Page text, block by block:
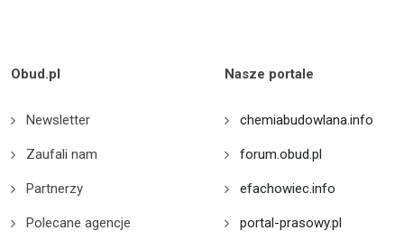
Obud.pl
Newsletter
Zaufali nam
Partnerzy
Polecane agencje
Nasze portale
chemiabudowlana.info
forum.obud.pl
efachowiec.info
portal-prasowy.pl